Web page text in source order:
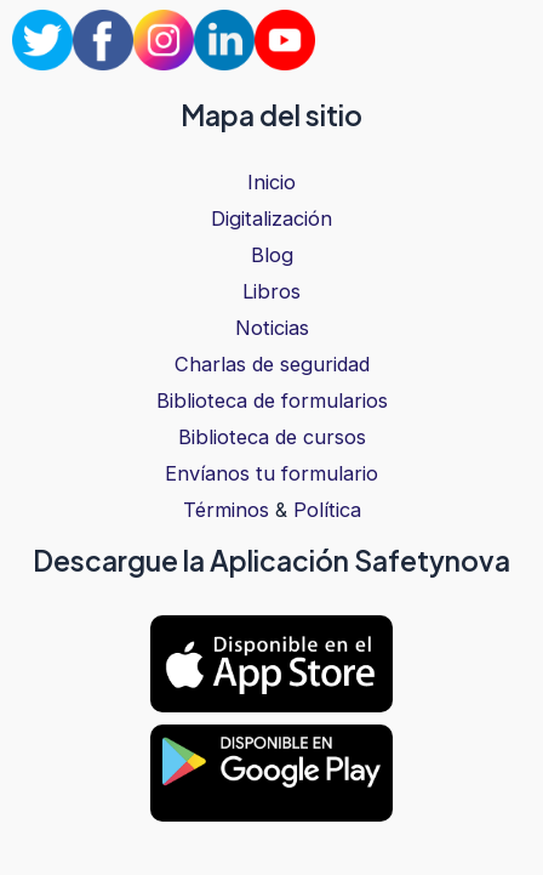
Mapa del sitio
Inicio
Digitalización
Blog
Libros
Noticias
Charlas de seguridad
Biblioteca de formularios
Biblioteca de cursos
Envíanos tu formulario
Términos & Política
Descargue la Aplicación Safetynova